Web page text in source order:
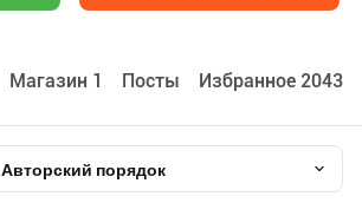
Maгазин 1 Посты Избранное 2043
Авторский порядок